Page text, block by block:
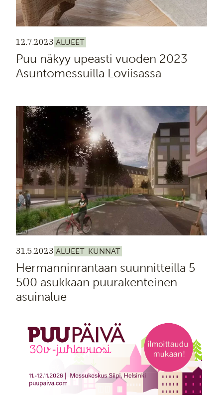
12.7.2023 ALUEET
Puu näkyy upeasti vuoden 2023
Asuntomessuilla Loviisassa
31.5.2023 ALUEET KUNNAT
Hermanninrantaan suunnitteilla 5
500 asukkaan puurakenteinen
asuinalue